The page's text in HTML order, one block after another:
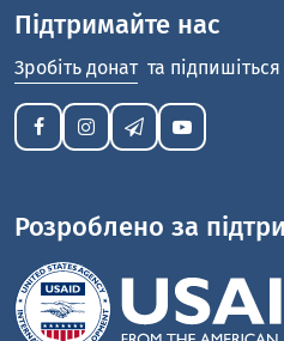
Підтримайте нас
Зробіть донат та
Розроблено за